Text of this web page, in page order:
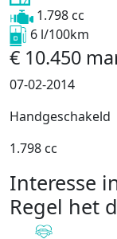
1.798 cc
6 l/100km
€ 10.450
07-02-2014
Handgeschakeld
1.798 cc
Interesse
Regel het